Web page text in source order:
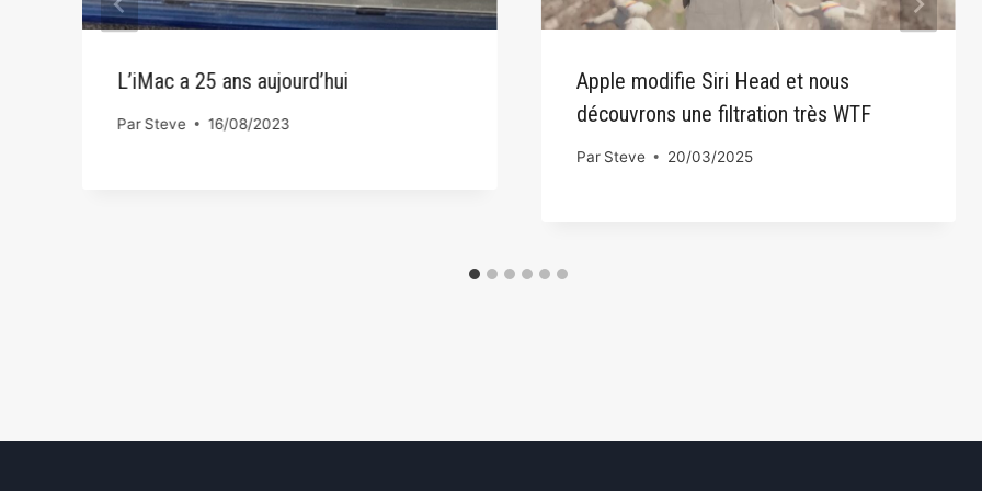
L’iMac a 25 ans aujourd’hui
ParSteve 16/08/2023
Apple modifie Siri Head et nous
découvrons une filtration très WTF
Par Steve 20/03/2025